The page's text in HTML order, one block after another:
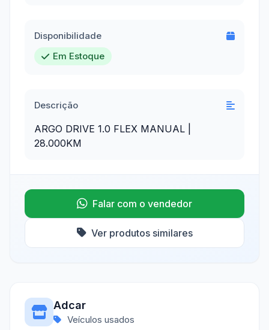
Disponibilidade
Em Estoque
Descrição
ARGO DRIVE 1.0 FLEX MANUAL |
28.000KM
Falar com o vendedor
Ver produtos similares
Adcar
Veículos usados